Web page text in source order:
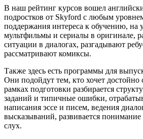
В наш рейтинг курсов вошел
подростков от Skyford с любым
поддержания интереса к обучению, на
мультфильмы и сериалы в оригинале,
ситуации в диалогах, разгадывают
рассматривают комиксы.
Также здесь есть программы для
Они подойдут тем, кто хочет
рамках подготовки разбирается
заданий и типичные ошибки,
написания эссе и писем, ведения
высказываний, развивается понимание
слух.